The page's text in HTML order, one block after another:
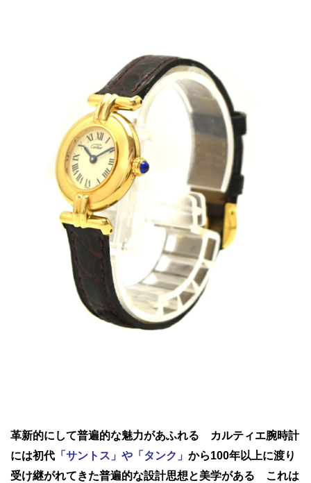
革新的にして普遍的な魅力があふれる カルティエ腕時計
には初代 「サントス」や「タンク」 から100年以上に渡り
受け継がれてきた普遍的な設計思想と美学がある これは